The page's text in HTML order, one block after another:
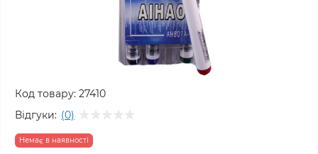
Код товару: 27410
Відгуки: (0)
Немає в наявності